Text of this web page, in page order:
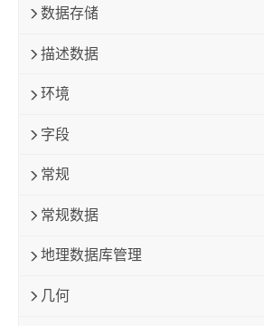
数据存储
描述数据
环境
字段
常规
常规数据
地理数据库管理
几何